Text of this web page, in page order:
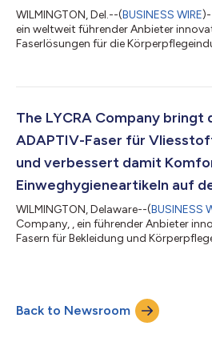
WILMINGTON, Del.--(BUSINESS WIRE
ein weltweit führender Anbieter
Faserlösungen für die
gemeinsam entwickelten Fortschritte
Mai in Genf, Schweiz, stattfindet. Seit
Unternehmen gemeinsam an der
The LYCRA Company bringt
ADAPTIV-Faser für
und verbessert damit
Einweghygieneartikeln auf
WILMINGTON, Delaware--(BUSINESS
Company, , ein führender Anbieter
Fasern für Bekleidung und
weltweit führende Bekleidungsmarken
neue Ära in Sachen Komfort,
Babywindeln, Einweg-Hyg...
Back to Newsroom